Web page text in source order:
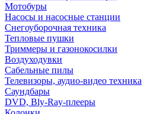
Мотобуры
Насосы и насосные станции
Снегоуборочная техника
Тепловые пушки
Триммеры и газонокосилки
Воздуходувки
Сабельные пилы
Телевизоры, аудио-видео техника
Саундбары
DVD, Bly-Ray-плееры